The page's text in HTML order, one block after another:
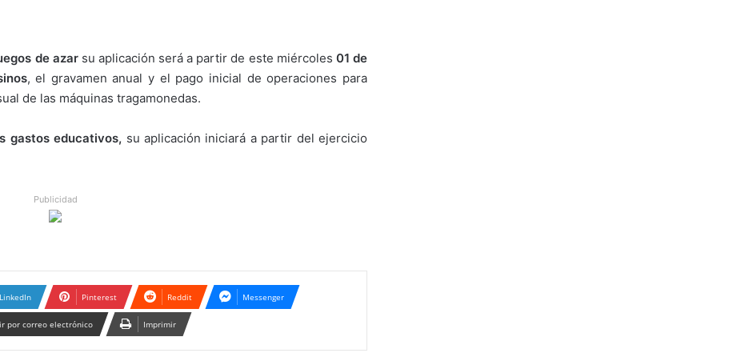
de azarsu aplicación será a partir de este miércoles 01 de
, el gravamen anual y el pago inicial de operaciones para
de las máquinas tragamonedas.
gastos educativos, su aplicación iniciará a partir del ejercicio
Publicidad
LinkedIn Pinterest Reddit Messenger
por correo electrónico Imprimir